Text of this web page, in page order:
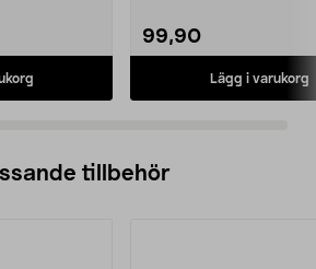
99,90
Lägg i varukorg
tillbehör